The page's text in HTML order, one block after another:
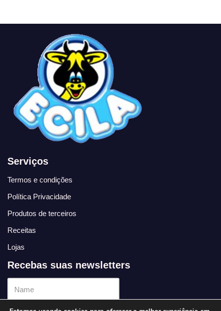
Serviços
Termos e condições
Política Privacidade
Produtos de terceiros
Receitas
Lojas
Recebas suas newsletters